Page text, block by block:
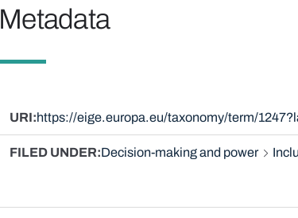
Metadata
URI https://eige.europa.eu/taxonomy/term/
FILED UNDER Decision-making and power